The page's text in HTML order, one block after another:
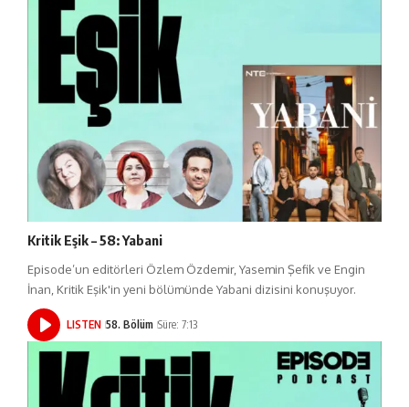
Kritik Eşik – 58: Yabani
Episode’un editörleri Özlem Özdemir, Yasemin Şefik ve Engin
İnan, Kritik Eşik'in yeni bölümünde Yabani dizisini konuşuyor.
LISTEN 58. Bölüm Süre: 7:13